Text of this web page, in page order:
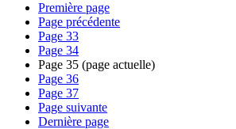
Première page
Page précédente
Page 33
Page 34
Page 35 (page actuelle)
Page 36
Page 37
Page suivante
Dernière page